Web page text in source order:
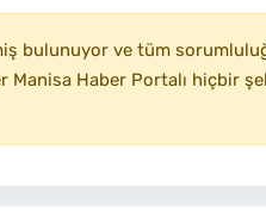
bulunuyor ve tüm
Manisa Haber Portalı hiçbir